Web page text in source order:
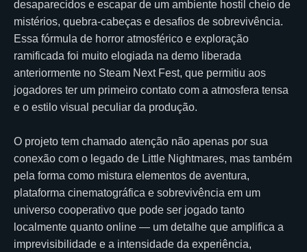
desaparecidos e escapar de um ambiente hostil cheio de
mistérios, quebra-cabeças e desafios de sobrevivência.
Essa fórmula de horror atmosférico e exploração
ramificada foi muito elogiada na demo liberada
anteriormente no Steam Next Fest, que permitiu aos
jogadores ter um primeiro contato com a atmosfera tensa
e o estilo visual peculiar da produção.
O projeto tem chamado atenção não apenas por sua
conexão com o legado de Little Nightmares, mas também
pela forma como mistura elementos de aventura,
plataforma cinematográfica e sobrevivência em um
universo cooperativo que pode ser jogado tanto
localmente quanto online — um detalhe que amplifica a
imprevisibilidade e a intensidade da experiência,